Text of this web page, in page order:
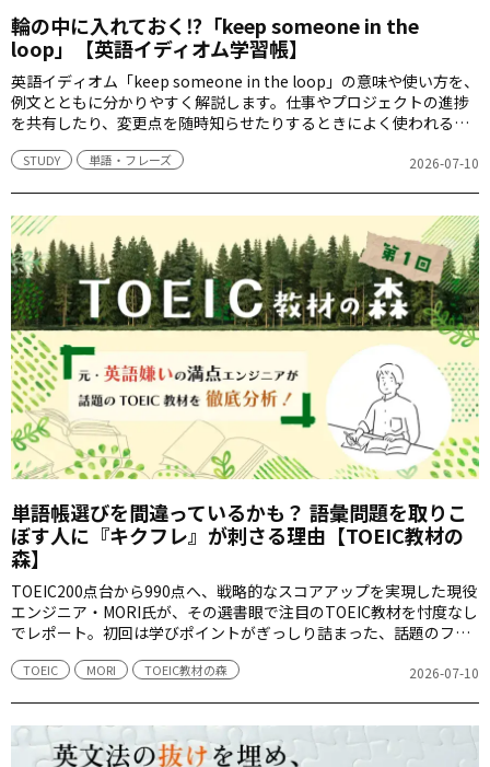
輪の中に入れておく⁉「keep someone in the
loop」【英語イディオム学習帳】
英語イディオム「keep someone in the loop」の意味や使い方を、
例文とともに分かりやすく解説します。仕事やプロジェクトの進捗
を共有したり、変更点を随時知らせたりするときによく使われるこ
かを見てみましょう。
STUDY 単語・フレーズ 2026-07-10
単語帳選びを間違っているかも？ 語彙問題を取りこ
ぼす人に『キクフレ』が刺さる理由【TOEIC教材の
森】
TOEIC200点台から990点へ、戦略的なスコアアップを実現した現役
エンジニア・MORI氏が、その選書眼で注目のTOEIC教材を忖度なし
でレポート。初回は学びポイントがぎっしり詰まった、話題のフレ
TOEIC MORI TOEIC教材の森 2026-07-10